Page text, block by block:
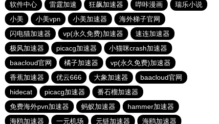
软件中心
雷霆加速 狂飙加速器 哔咔漫画
瑞乐小说
小美
小美vpn 小美加速器
海外梯子官网
闪电猫加速器
vp(永久免费)加速器
速连加速器
极风加速器
picacg加速器
小猫咪crash加速器
baacloud官网
橘子加速器
vp(永久免费)加速器
香蕉加速器
优云666 大象加速器
baacloud官网
hidecat
picacg加速器
番石榴加速器
免费海外pvn加速器
蚂蚁加速器
hammer加速器
海鸥加速器
一元机场 元链加速器 海鸥加速器